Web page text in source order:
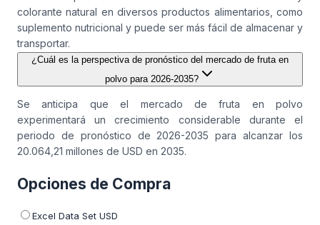
colorante natural en diversos productos alimentarios, como
suplemento nutricional y puede ser más fácil de almacenar y
transportar.
¿Cuál es la perspectiva de pronóstico del mercado de fruta en
polvo para 2026-2035?
Se anticipa que el mercado de fruta en polvo
experimentará un crecimiento considerable durante el
periodo de pronóstico de 2026-2035 para alcanzar los
20.064,21 millones de USD en 2035.
Opciones de Compra
Excel Data Set USD